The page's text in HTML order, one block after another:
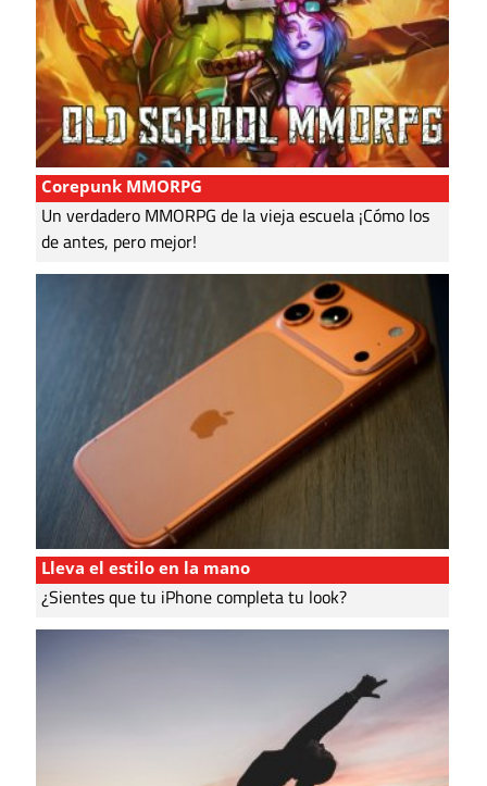
Corepunk MMORPG
Un verdadero MMORPG de la vieja escuela ¡Cómo los
de antes, pero mejor!
Lleva el estilo en la mano
¿Sientes que tu iPhone completa tu look?